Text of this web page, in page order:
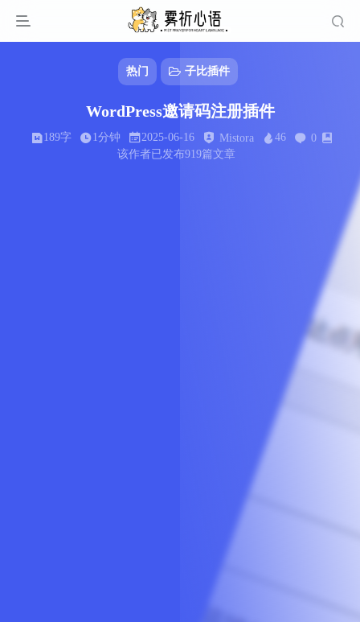
热门 子比插件
WordPress邀请码注册插件
189字 1分钟 2025-06-16 Mistora 46
0
该作者已发布919篇文章